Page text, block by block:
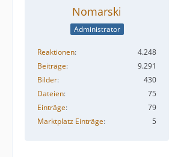
Nomarski
Administrator
Reaktionen
4.248
Beiträge
9.291
Bilder
430
Dateien
75
Einträge
79
Marktplatz Einträge
5